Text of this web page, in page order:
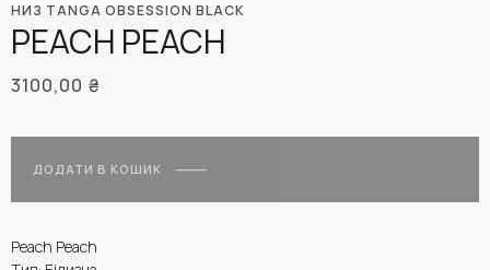
НИЗ TANGA OBSESSION BLACK
PEACH PEACH
3100,00 ₴
ДОДАТИ В КОШИК
Peach Peach